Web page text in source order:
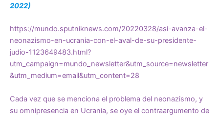
2022)
https://mundo.sputniknews.com/20220328/asi-avanza-el-
neonazismo-en-ucrania-con-el-aval-de-su-presidente-
judio-1123649483.html?
utm_campaign=mundo_newsletter&utm_source=newsletter
&utm_medium=email&utm_content=28
Cada vez que se menciona el problema del neonazismo, y
su omnipresencia en Ucrania, se oye el contraargumento de